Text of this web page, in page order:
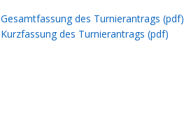
Gesamtfassung des Turnierantrags (pdf)
Kurzfassung des Turnierantrags (pdf)